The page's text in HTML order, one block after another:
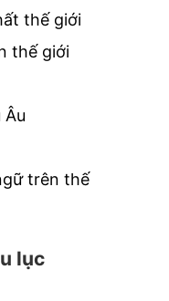
thế giới
thế giới
Âu
trên thế
lục